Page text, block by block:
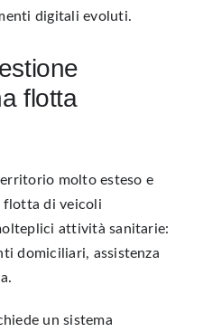
digitali evoluti.
flotta
molto esteso e
flotta di veicoli
attività sanitarie:
domiciliari, assistenza
un sistema